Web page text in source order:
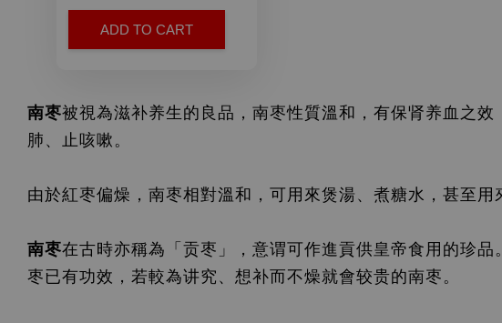
ADD TO CART
南枣被視為滋补养生的良品 ，南枣性質溫和，有保肾养血之效
肺、止咳嗽。
由於紅枣偏燥，南枣相對溫和，可用來煲湯、煮糖水，甚至用
南枣在古時亦稱為「贡枣」，意谓可作進貢供皇帝食用的珍品
枣 已有功效，若較為讲究、想补而不燥就會较贵的南枣 。